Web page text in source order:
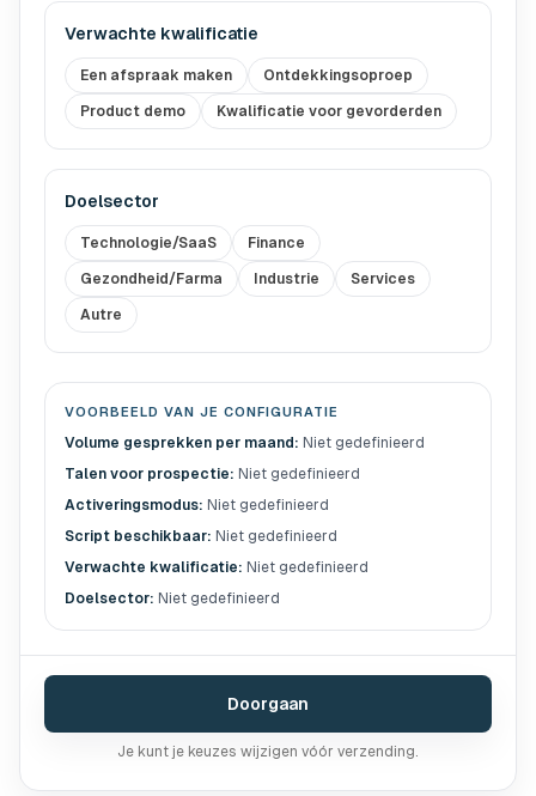
Verwachte kwalificatie
Een afspraak maken Ontdekkingsoproep
Product demo Kwalificatie voor gevorderden
Doelsector
Technologie/SaaS Finance
Gezondheid/Farma Industrie Services
Autre
VOORBEELD VAN JE CONFIGURATIE
Volume gesprekken per maand : Niet gedefinieerd
Talen voor prospectie: Niet gedefinieerd
Activeringsmodus: Niet gedefinieerd
Script beschikbaar: Niet gedefinieerd
Verwachte kwalificatie: Niet gedefinieerd
Doelsector: Niet gedefinieerd
Doorgaan
Je kunt je keuzes wijzigen vóór verzending.